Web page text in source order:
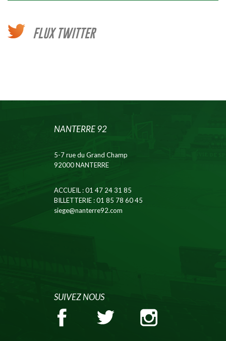
FLUX TWITTER
NANTERRE 92
5-7 rue du Grand Champ
92000 NANTERRE
ACCUEIL: 01 47 24 31 85
BILLETTERIE: 01 85 78 60 45
siege@nanterre92.com
SUIVEZ NOUS